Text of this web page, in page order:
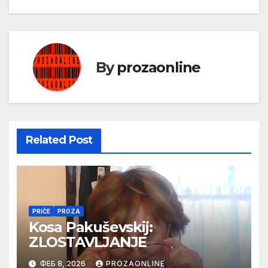
чланка
Byprozaonline
Related Post
PRIČE PROZA
Kosa Pakuševskij:
ZLOSTAVLJANJE
ФЕБ 8, 2026 PROZAONLINE